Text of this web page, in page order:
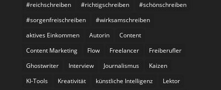
#reichschreiben
#richtigschreiben
#schönschreiben
#sorgenfreischreiben
#wirksamschreiben
aktives Einkommen
Autorin
Content
Content Marketing
Flow Freelancer
Freiberufler
Ghostwriter
Interview Journalismus
Kaizen
KI-Tools
Kreativität künstliche Intelligenz
Lektor